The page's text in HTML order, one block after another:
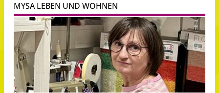
MYSA LEBEN UND WOHNEN